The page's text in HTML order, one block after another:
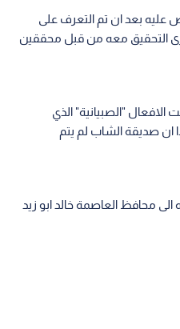
عليه بعد ان تم التعرف على
التحقيق معه من قبل محققين
الافعال "الصبيانية" الذي
ان صديقة الشاب لم يتم
محافظ العاصمة خالد ابو زيد